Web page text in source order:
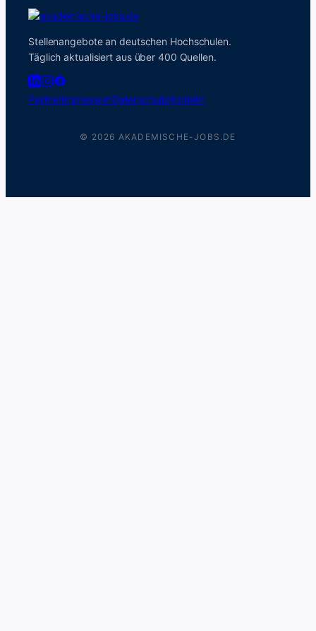
Stellenangebote an deutschen Hochschulen.
Täglich aktualisiert aus über 400 Quellen.
PartnerImpressumDatenschutzKontakt
© 2026 AKADEMISCHE-JOBS.DE